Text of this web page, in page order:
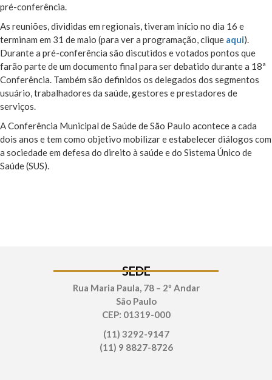
pré-conferência.
As reuniões, divididas em regionais, tiveram início no dia 16 e
terminam em 31 de maio (para ver a programação, clique aqui).
Durante a pré-conferência são discutidos e votados pontos que
farão parte de um documento final para ser debatido durante a 18ª
Conferência. Também são definidos os delegados dos segmentos
usuário, trabalhadores da saúde, gestores e prestadores de
serviços.
A Conferência Municipal de Saúde de São Paulo acontece a cada
dois anos e tem como objetivo mobilizar e estabelecer diálogos com
a sociedade em defesa do direito à saúde e do Sistema Único de
Saúde (SUS).
SEDE
Rua Maria Paula, 78 – 2º Andar
São Paulo
CEP: 01319-000
(11) 3292-9147
(11) 9 8827-8726